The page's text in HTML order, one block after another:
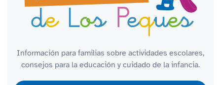
Información para familias sobre actividades escolares,
consejos para la educación y cuidado de la infancia.